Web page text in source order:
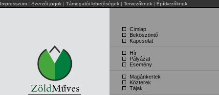
Impresszum | Szerzői jogok | Támogatói lehetőségek | Tervezőknek | Építkezőknek
Címlap
Beköszöntő
Kapcsolat
Hír
Pályázat
Esemény
Magánkertek
Közterek
Tájak